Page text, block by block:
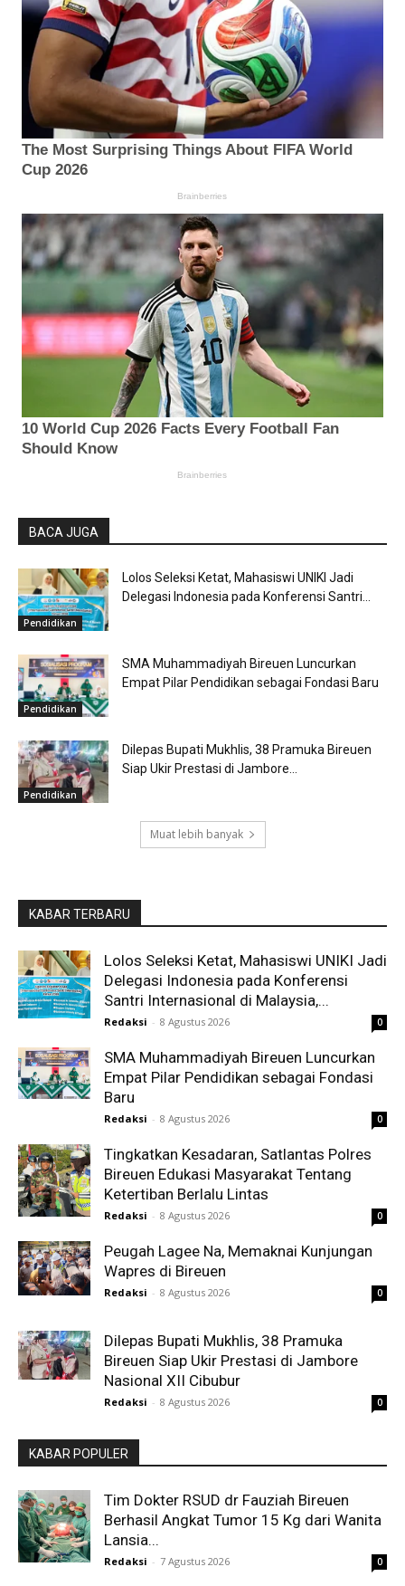
BACA JUGA
Pendidikan
Lolos Seleksi Ketat, Mahasiswi UNIKI Jadi
Delegasi Indonesia pada Konferensi Santri...
Pendidikan
SMA Muhammadiyah Bireuen Luncurkan
Empat Pilar Pendidikan sebagai Fondasi Baru
Pendidikan
Dilepas Bupati Mukhlis, 38 Pramuka Bireuen
Siap Ukir Prestasi di Jambore...
Muat lebih banyak
KABAR TERBARU
Lolos Seleksi Ketat, Mahasiswi UNIKI Jadi
Delegasi Indonesia pada Konferensi
Santri Internasional di Malaysia,...
Redaksi - 8 Agustus 2026 0
SMA Muhammadiyah Bireuen Luncurkan
Empat Pilar Pendidikan sebagai Fondasi
Baru
Redaksi - 8 Agustus 2026 0
Tingkatkan Kesadaran, Satlantas Polres
Bireuen Edukasi Masyarakat Tentang
Ketertiban Berlalu Lintas
Redaksi - 8 Agustus 2026 0
Peugah Lagee Na, Memaknai Kunjungan
Wapres di Bireuen
Redaksi - 8 Agustus 2026 0
Dilepas Bupati Mukhlis, 38 Pramuka
Bireuen Siap Ukir Prestasi di Jambore
Nasional XII Cibubur
Redaksi - 8 Agustus 2026 0
KABAR POPULER
Tim Dokter RSUD dr Fauziah Bireuen
Berhasil Angkat Tumor 15 Kg dari Wanita
Lansia...
Redaksi - 7 Agustus 2026 0